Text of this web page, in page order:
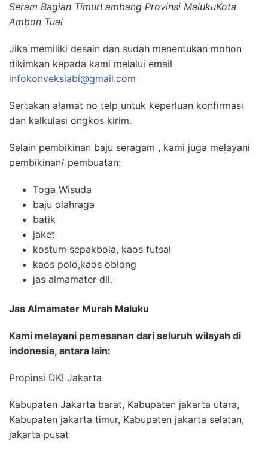
Seram Bagian TimurLambang Provinsi MalukuKota
Ambon Tual
Jika memiliki desain dan sudah menentukan mohon
dikimkan kepada kami melalui email
infokonveksiabi@gmail.com
Sertakan alamat no telp untuk keperluan konfirmasi
dan kalkulasi ongkos kirim.
Selain pembikinan baju seragam , kami juga melayani
pembikinan/ pembuatan:
Toga Wisuda
baju olahraga
batik
jaket
kostum sepakbola, kaos futsal
kaos polo,kaos oblong
jas almamater dll.
Jas Almamater Murah Maluku
Kami melayani pemesanan dari seluruh wilayah di
indonesia, antara lain:
Propinsi DKI Jakarta
Kabupaten Jakarta barat, Kabupaten jakarta utara,
Kabupaten jakarta timur, Kabupaten jakarta selatan,
jakarta pusat